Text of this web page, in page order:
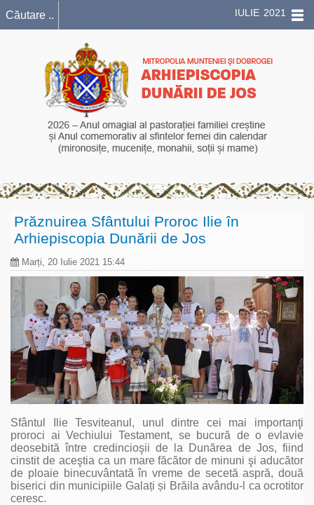
IULIE 2021
Prăznuirea Sfântului Proroc Ilie în
Arhiepiscopia Dunării de Jos
Marți, 20 Iulie 2021 15:44
Sfântul Ilie Tesviteanul, unul dintre cei mai importanţi
proroci ai Vechiului Testament, se bucură de o evlavie
deosebită între credincioşii de la Dunărea de Jos, fiind
cinstit de aceştia ca un mare făcător de minuni şi aducător
de ploaie binecuvântată în vreme de secetă aspră, două
biserici din municipiile Galați și Brăila avându-l ca ocrotitor
ceresc.